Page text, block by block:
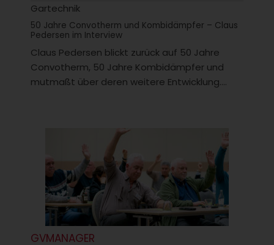
Gartechnik
50 Jahre Convotherm und Kombidämpfer – Claus
Pedersen im Interview
Claus Pedersen blickt zurück auf 50 Jahre
Convotherm, 50 Jahre Kombidämpfer und
mutmaßt über deren weitere Entwicklung....
GVMANAGER